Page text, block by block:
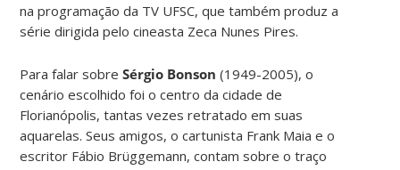
na programação da TV UFSC, que também produz a
série dirigida pelo cineasta Zeca Nunes Pires.
Para falar sobreSérgio Bonson (1949-2005), o
cenário escolhido foi o centro da cidade de
Florianópolis, tantas vezes retratado em suas
aquarelas. Seus amigos, o cartunista Frank Maia e o
escritor Fábio Brüggemann, contam sobre o traço